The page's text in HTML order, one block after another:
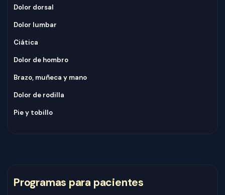
Dolor dorsal
Dolor lumbar
Ciática
Dolor de hombro
Brazo, muñeca y mano
Dolor de rodilla
Pie y tobillo
Programas para pacientes